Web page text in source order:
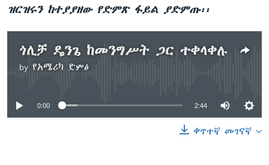
ዝርዝሩን ከተያያዘው የድምጽ ፋይል ያድምጡ፡፡
ጎሊቻ ዴንጌ ከመንግሥት ጋር ተቀላቀሉ
by የአሜሪካ ድምፅ
No media source currently available
0:00 2:44
ቀጥተኛ መገናኛ